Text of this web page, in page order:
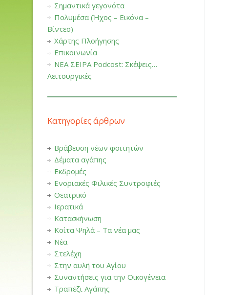
Σημαντικά γεγονότα
Πολυμέσα (Ήχος – Εικόνα –
Βίντεο)
Χάρτης Πλοήγησης
Επικοινωνία
ΝΕΑ ΣΕΙΡΑ Podcost: Σκέψεις…
Λειτουργικές
Κατηγορίες άρθρων
Βράβευση νέων φοιτητών
Δέματα αγάπης
Εκδρομές
Ενοριακές Φιλικές Συντροφιές
Θεατρικό
Ιερατικά
Κατασκήνωση
Κοίτα Ψηλά – Τα νέα μας
Νέα
Στελέχη
Στην αυλή του Αγίου
Συναντήσεις για την Οικογένεια
Τραπέζι Αγάπης